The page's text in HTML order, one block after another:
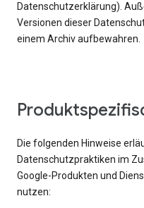
Datenschutzerklärung).
Versionen dieser
einem Archiv aufbewahren.
Die folgenden Hinweise
Datenschutzpraktiken im
Google-Produkten und
nutzen: